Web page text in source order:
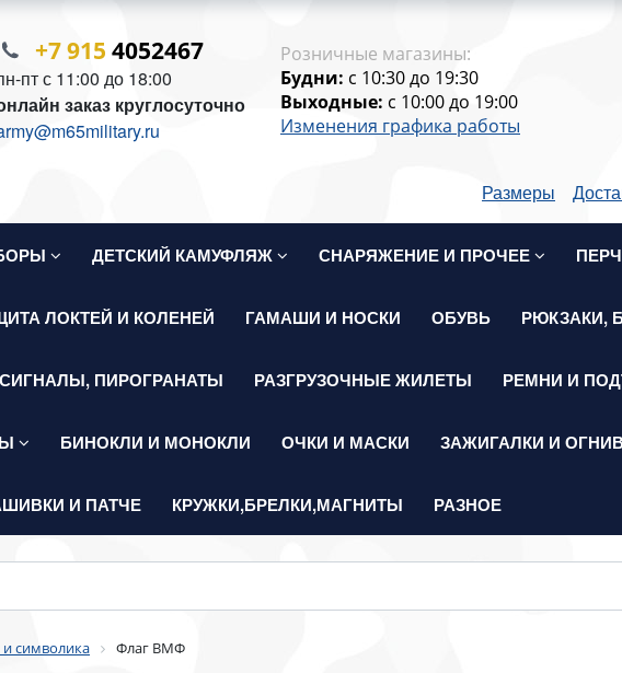
+7 915 4052467
пт с 11:00 до 18:00
заказ круглосуточно
Розничные магазины:
Будни: c 10:30 до 19:30
Выходные: c 10:00 до 19:00
Изменения графика работы
Размеры
ДЕТСКИЙ КАМУФЛЯЖ СНАРЯЖЕНИЕ И ПРОЧЕЕ
ЛОКТЕЙ И КОЛЕНЕЙ ГАМАШИ И НОСКИ ОБУВЬ РЮКЗАКИ,
ПИРОГРАНАТЫ РАЗГРУЗОЧНЫЕ ЖИЛЕТЫ РЕМНИ И
БИНОКЛИ И МОНОКЛИ ОЧКИ И МАСКИ ЗАЖИГАЛКИ И
И ПАТЧЕ КРУЖКИ,БРЕЛКИ,МАГНИТЫ РАЗНОЕ
символика Флаг ВМФ